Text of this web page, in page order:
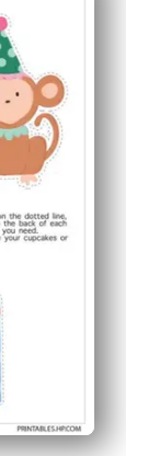
am Spieß
Laden gekaufte